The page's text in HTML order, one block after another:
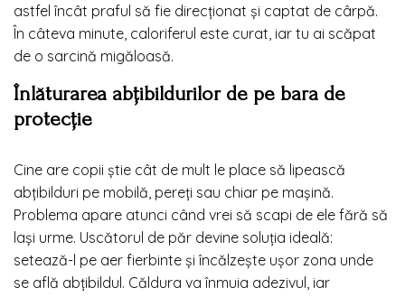
astfel încât praful să fie direcționat și captat de cârpă.
În câteva minute, caloriferul este curat, iar tu ai scăpat
de o sarcină migăloasă.
Înlăturarea abțibildurilor de pe bara de
protecție
Cine are copii știe cât de mult le place să lipească
abțibilduri pe mobilă, pereți sau chiar pe mașină.
Problema apare atunci când vrei să scapi de ele fără să
lași urme. Uscătorul de păr devine soluția ideală:
setează-l pe aer fierbinte și încălzește ușor zona unde
se află abțibildul. Căldura va înmuia adezivul, iar